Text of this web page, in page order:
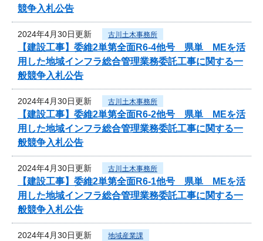
競争入札公告
2024年4月30日更新 古川土木事務所
【建設工事】委維2単第全面R6-4他号 県単 MEを活
用した地域インフラ総合管理業務委託工事に関する一
般競争入札公告
2024年4月30日更新 古川土木事務所
【建設工事】委維2単第全面R6-2他号 県単 MEを活
用した地域インフラ総合管理業務委託工事に関する一
般競争入札公告
2024年4月30日更新 古川土木事務所
【建設工事】委維2単第全面R6-1他号 県単 MEを活
用した地域インフラ総合管理業務委託工事に関する一
般競争入札公告
2024年4月30日更新 地域産業課